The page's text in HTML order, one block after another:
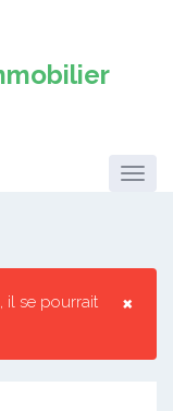
×
, il se pourrait